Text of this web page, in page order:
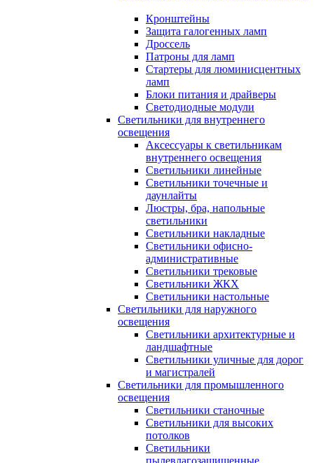
Кронштейны
Защита галогенных ламп
Дроссель
Патроны для ламп
Стартеры для люминисцентных
ламп
Блоки питания и драйверы
Светодиодные модули
Светильники для внутреннего
освещения
Аксессуары к светильникам
внутреннего освещения
Светильники линейные
Светильники точечные и
даунлайты
Люстры, бра, напольные
светильники
Светильники накладные
Светильники офисно-
административные
Светильники трековые
Светильники ЖКХ
Светильники настольные
Светильники для наружного
освещения
Светильники архитектурные и
ландшафтные
Светильники уличные для дорог
и магистралей
Светильники для промышленного
освещения
Светильники станочные
Светильники для высоких
потолков
Светильники
пылевлагозащищенные